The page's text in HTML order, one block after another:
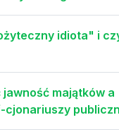
idiota" i
majątków a
cjonariuszy